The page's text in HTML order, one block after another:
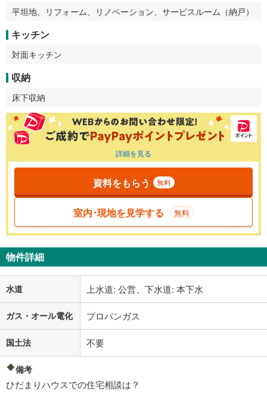
平坦地、リフォーム、リノベーション、サービスルーム（納戸）
キッチン
対面キッチン
収納
床下収納
詳細を見る
資料をもらう 無料
室内･現地を見学する 無料
物件詳細
水道 上水道: 公営、下水道: 本下水
ガス・オール電化 プロパンガス
国土法 不要
備考
ひだまりハウスでの住宅相談は？